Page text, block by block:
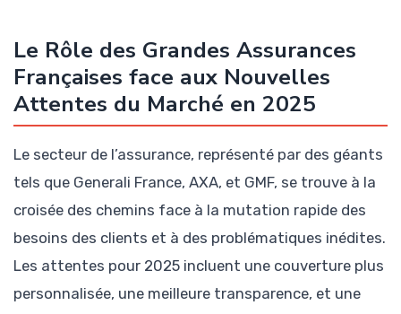
Le Rôle des Grandes Assurances
Françaises face aux Nouvelles
Attentes du Marché en 2025
Le secteur de l’assurance, représenté par des géants
tels que Generali France, AXA, et GMF, se trouve à la
croisée des chemins face à la mutation rapide des
besoins des clients et à des problématiques inédites.
Les attentes pour 2025 incluent une couverture plus
personnalisée, une meilleure transparence, et une